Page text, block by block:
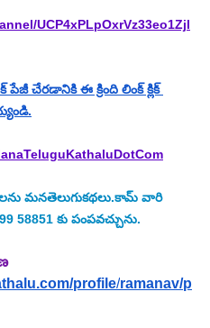
UCP4xPLpOxrVz33eo1Zjl
చేరడానికి ఈ క్రింది లింక్ క్లిక్
మనతెలుగుకథలు.కామ్ వారి
కు పంపవచ్చును.
profile/ramanav/p